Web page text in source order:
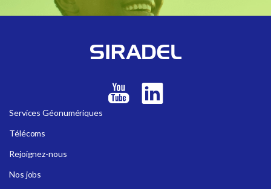
Services Géonumériques
Télécoms
Rejoignez-nous
Nos jobs